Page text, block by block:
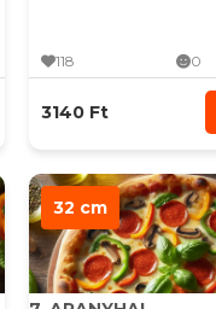
118 0
3140 Ft
32 cm